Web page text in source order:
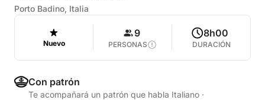
Porto Badino, Italia
Nuevo
9
PERSONAS
8h00
DURACIÓN
Con patrón
Te acompañará un patrón que habla Italiano ·